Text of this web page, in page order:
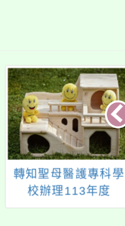
轉知聖母醫護專科學
校辦理113年度
SMC「Nurse Day~